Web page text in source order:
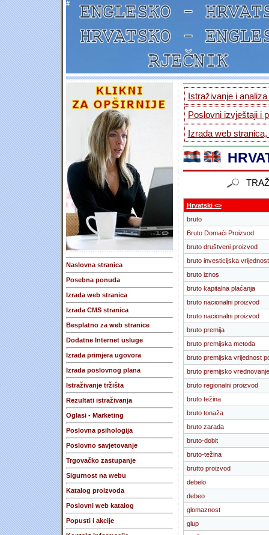
#
Naslovna stranica
Posebna ponuda
Izrada web stranica
Izrada CMS stranica
Besplatno za web stranice
Dodatne Internet usluge
Izrada primjera ugovora
Izrada poslovnog plana
Istraživanje tržišta
Rezultati istraživanja
Oglasi - Marketing
Poslovna psihologija
Poslovno savjetovanje
Trgovačko zastupanje
Sigurnost na webu
Katalog proizvoda
Poslovni web katalog
Popusti i akcije
Istraživanje i
Poslovni izvještaji i
Izrada web
Hrvatski <>
bruto
Bruto Domaći Proizvod
bruto društveni proizvod
bruto investicijska vrijednost
bruto iznos
bruto kapitalna plaćanja
bruto nacionalni proizvod
bruto nacionalni proizvod
bruto premija
bruto premijska metoda
bruto premijska vrijednost
bruto premijsko vrednovanje
bruto regionalni proizvod
bruto težina
bruto tonaža
bruto zarada
bruto-dobit
bruto-težina
brutto proizvod
debelo
debeo
glomaznost
glup